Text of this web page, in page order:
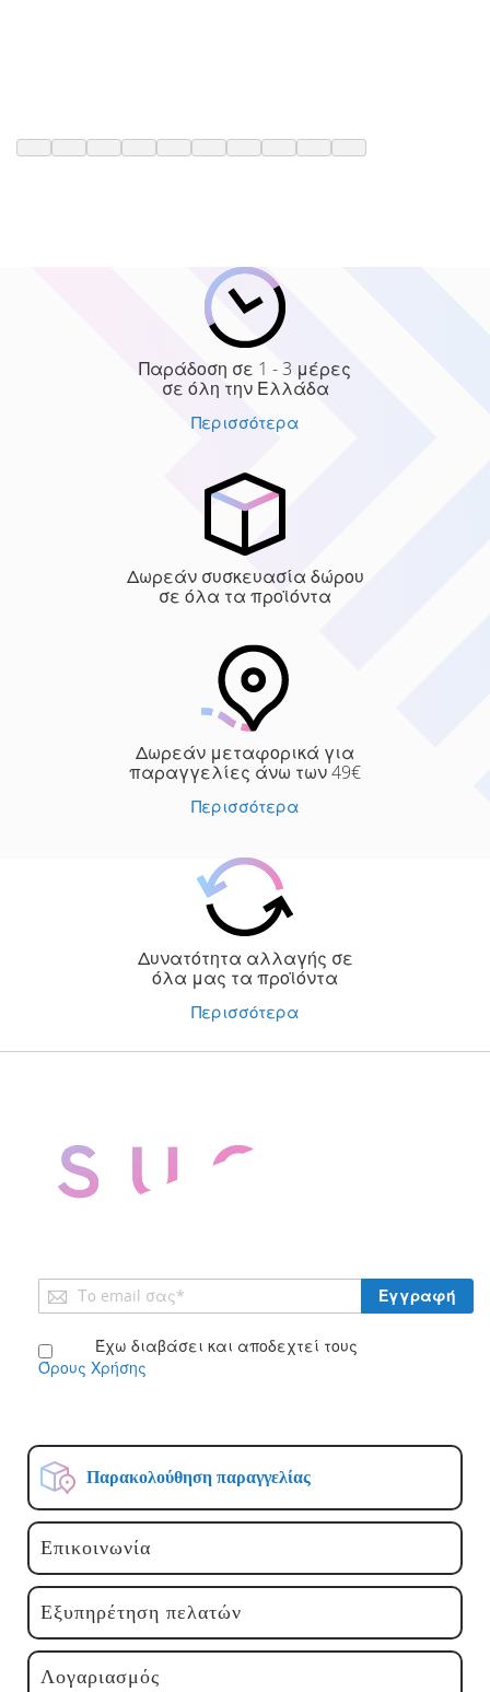
Παράδοση σε 1 - 3 μέρες
σε όλη την Ελλάδα
Περισσότερα
Δωρεάν συσκευασία δώρου
σε όλα τα προϊόντα
Δωρεάν μεταφορικά για
παραγγελίες άνω των 49€
Περισσότερα
Δυνατότητα αλλαγής σε
όλα μας τα προϊόντα
Περισσότερα
Παρακολούθηση παραγγελίας
Επικοινωνία
Εξυπηρέτηση πελατών
Λογαριασμός
Εγγραφή
στο
Δελτίο: Έχω διαβάσει και αποδεχτεί τους
Όρους Χρήσης
Εγγραφή